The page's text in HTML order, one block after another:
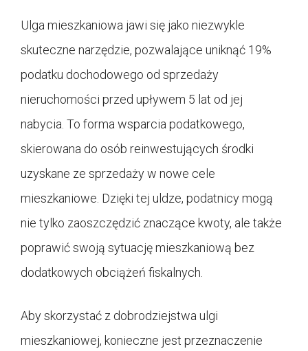
Ulga mieszkaniowa jawi się jako niezwykle
skuteczne narzędzie, pozwalające uniknąć 19%
podatku dochodowego od sprzedaży
nieruchomości przed upływem 5 lat od jej
nabycia. To forma wsparcia podatkowego,
skierowana do osób reinwestujących środki
uzyskane ze sprzedaży w nowe cele
mieszkaniowe. Dzięki tej uldze, podatnicy mogą
nie tylko zaoszczędzić znaczące kwoty, ale także
poprawić swoją sytuację mieszkaniową bez
dodatkowych obciążeń fiskalnych.
Aby skorzystać z dobrodziejstwa ulgi
mieszkaniowej, konieczne jest przeznaczenie